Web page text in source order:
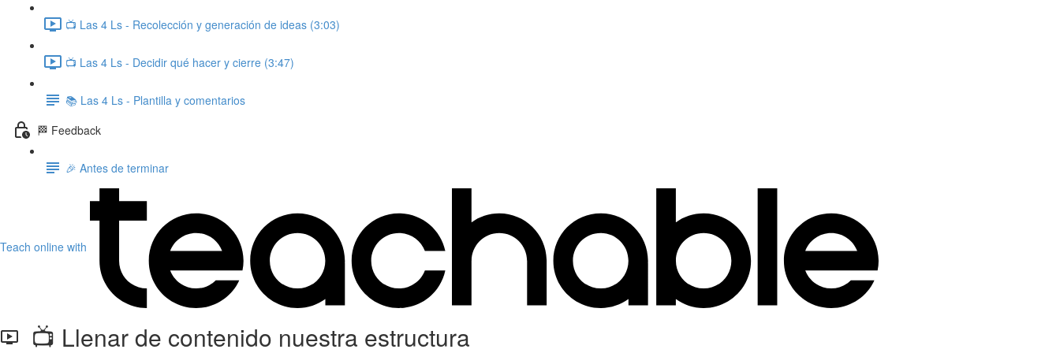
📺 Las 4 Ls - Recolección y generación de ideas (3:03)
📺 Las 4 Ls - Decidir qué hacer y cierre (3:47)
📚 Las 4 Ls - Plantilla y comentarios
🏁 Feedback
🎉 Antes de terminar
Teach online with
📺 Llenar de contenido nuestra estructura